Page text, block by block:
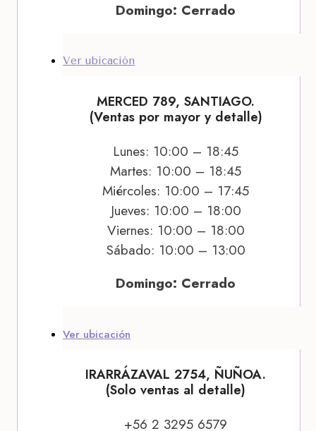
Domingo: Cerrado
Ver ubicación
MERCED 789, SANTIAGO.
(Ventas por mayor y detalle)
Lunes: 10:00 – 18:45
Martes: 10:00 – 18:45
Miércoles: 10:00 – 17:45
Jueves: 10:00 – 18:00
Viernes: 10:00 – 18:00
Sábado: 10:00 – 13:00
Domingo: Cerrado
Ver ubicación
IRARRÁZAVAL 2754, ÑUÑOA.
(Solo ventas al detalle)
+56 2 3295 6579